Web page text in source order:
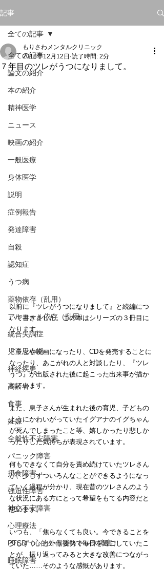
記事
全ての記事
論文の紹介
本の紹介
精神医学
ニュース
映画の紹介
一般医療
身体医学
説明
症例報告
発達障害
自殺
認知症
うつ病
薬物依存（乱用）
アルコール依存（乱用）
統合失調症
児童思春期
神経疾患
高齢者
食事
妊娠
全般性不安障害
パニック障害
摂食障害
強迫性障害
社交不安障害
心理療法
PTSD（心的外傷後ストレス障害）
睡眠障害
全ての記事
７年目のツレがうつになりまして。
もりさわメンタルクリニック
2018年12月12日 読了時間: 2分
以前に『ツレがうつになりまして』と続編につ
いて書きました。この本はシリーズの３冊目に
なります。
ドラマや映画になったり、CDを発売することに
なったり、あこがれの人と対談したり、『ツレ
うつ』が出版された後に起こった出来事が描か
れています。
また、息子さんが生まれた後の育児、子どもの
ようにかわいがっていたイグアナのイグちゃん
が死んでしまったこと等、嬉しかったり悲しか
ったりした気持ちが表現されています。
何もできなくて自分を責め続けていたツレさん
が、少しずついろんなことができるようになっ
ていく過程が分かり、現在昔のツレさんのよう
な状況にある方にとって希望をもてる内容だと
思います。
いつも、「焦らなくても良い。今できることを
少しずつ」という姿勢で毎日を過ごしていたこ
とが、振り返ってみると大きな改善につながっ
ていた……そのような感慨があります。